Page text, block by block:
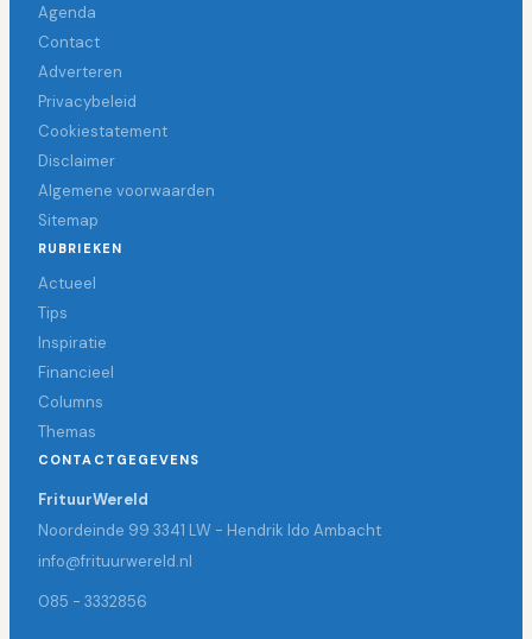
Agenda
Contact
Adverteren
Privacybeleid
Cookiestatement
Disclaimer
Algemene voorwaarden
Sitemap
RUBRIEKEN
Actueel
Tips
Inspiratie
Financieel
Columns
Themas
CONTACTGEGEVENS
FrituurWereld
Noordeinde 99 3341 LW - Hendrik Ido Ambacht
info@frituurwereld.nl
085 - 3332856